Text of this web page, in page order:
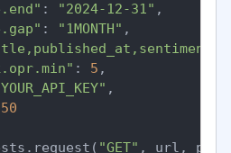
: "2024-12-31" ,
: "1MONTH" ,
: 5 ,
,
50
"GET" , url,